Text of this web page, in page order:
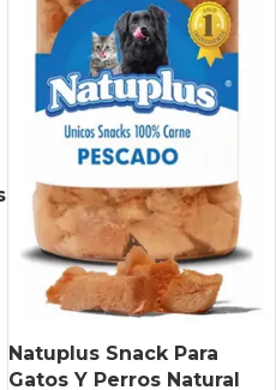
Natuplus Snack Para
Gatos Y Perros Natural